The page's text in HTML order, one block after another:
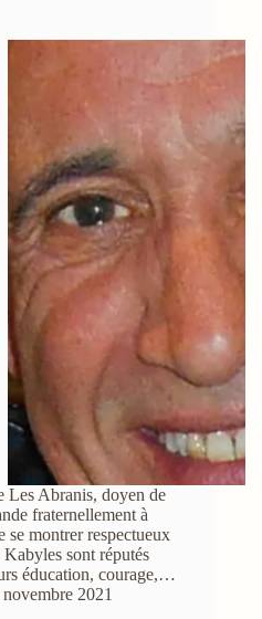
Les Abranis, doyen de
fraternellement à
se montrer respectueux
Kabyles sont réputés
éducation, courage,…
2021